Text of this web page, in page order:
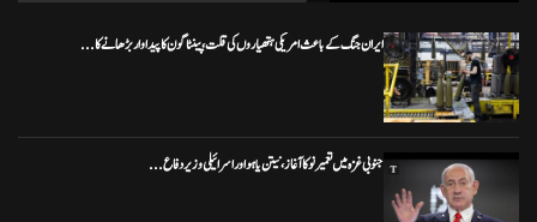
ایران جنگ کے باعث امریکی ہتھیاروں کی قلت، پینٹاگون کا پیداوار بڑھانے کا...
جنوبی غزہ میں تعمیر نو کا آغاز، نیتن یاہو اور اسرائیلی وزیر دفاع...